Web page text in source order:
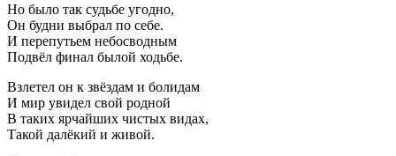
Но было так судьбе угодно,
Он будни выбрал по себе.
И перепутьем небосводным
Подвёл финал былой ходьбе.
Взлетел он к звёздам и болидам
И мир увидел свой родной
В таких ярчайших чистых видах,
Такой далёкий и живой.